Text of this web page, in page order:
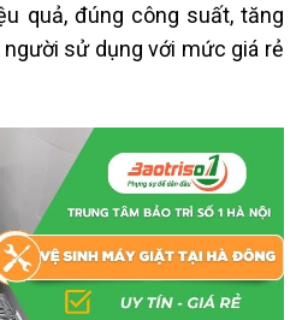
quả, đúng công suất, tăng
sử dụng với mức giá rẻ